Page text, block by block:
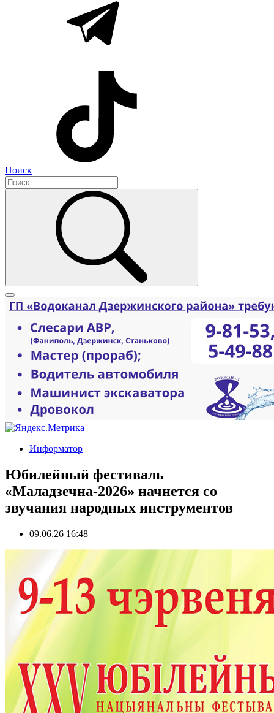
Поиск
Информатор
Юбилейный фестиваль
«Маладзечна-2026» начнется со
звучания народных инструментов
09.06.26 16:48